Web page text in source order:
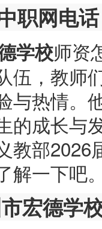
职网电
学校师资
伍，教师
与热情。
的成长与
教部
解一下吧
宏德学